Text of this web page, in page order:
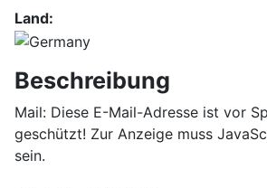
Land:
Beschreibung
Mail: Diese E-Mail-Adresse ist vor
geschützt! Zur Anzeige muss
sein.